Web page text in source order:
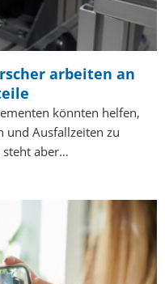
arbeiten an
könnten helfen,
und Ausfallzeiten zu
steht aber…